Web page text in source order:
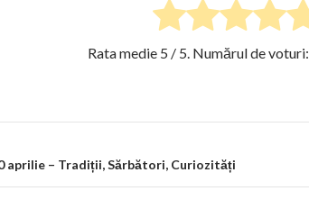
Rata medie 5 / 5. Numărul de voturi:
aprilie – Tradiții, Sărbători, Curiozități